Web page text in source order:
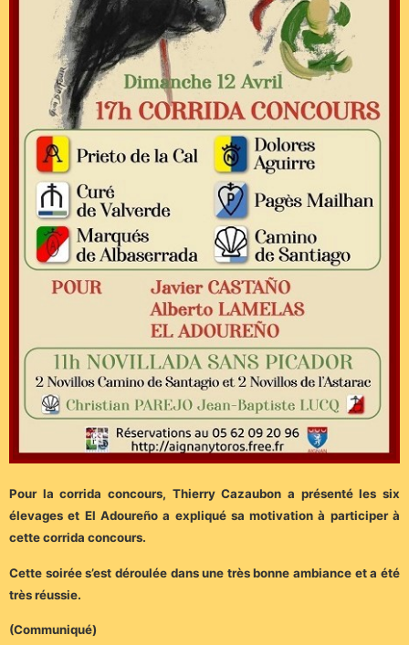
Pour la corrida concours, Thierry Cazaubon a présenté les six
élevages et El Adoureño a expliqué sa motivation à participer à
cette corrida concours.
Cette soirée s’est déroulée dans une très bonne ambiance et a été
très réussie.
(Communiqué)